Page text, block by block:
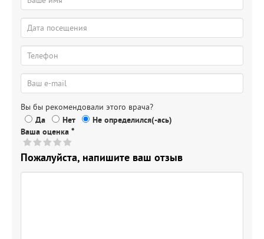
Вы бы рекомендовали этого врача?
Да
Нет
Не определился(-ась)
Ваша оценка *
Пожалуйста, напишите ваш отзыв